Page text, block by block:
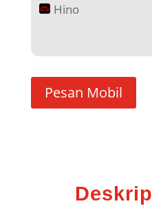
Hino
Pesan Mobil